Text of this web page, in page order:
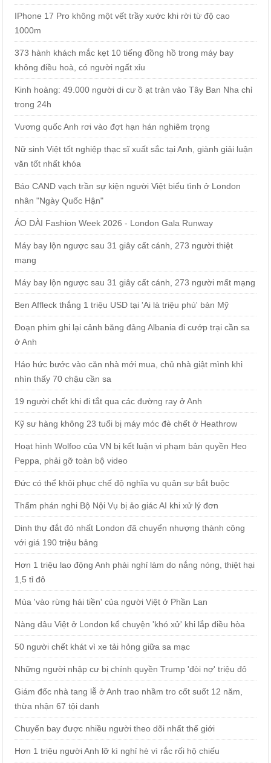
IPhone 17 Pro không một vết trầy xước khi rời từ độ cao
1000m
373 hành khách mắc kẹt 10 tiếng đồng hồ trong máy bay
không điều hoà, có người ngất xỉu
Kinh hoàng: 49.000 người di cư ồ ạt tràn vào Tây Ban Nha chỉ
trong 24h
Vương quốc Anh rơi vào đợt hạn hán nghiêm trọng
Nữ sinh Việt tốt nghiệp thạc sĩ xuất sắc tại Anh, giành giải luận
văn tốt nhất khóa
Báo CAND vạch trần sự kiện người Việt biểu tình ở London
nhân "Ngày Quốc Hận"
ÁO DÀI Fashion Week 2026 - London Gala Runway
Máy bay lộn ngược sau 31 giây cất cánh, 273 người thiệt
mạng
Máy bay lộn ngược sau 31 giây cất cánh, 273 người mất mạng
Ben Affleck thắng 1 triệu USD tại 'Ai là triệu phú' bản Mỹ
Đoạn phim ghi lại cảnh băng đảng Albania đi cướp trại cần sa
ở Anh
Háo hức bước vào căn nhà mới mua, chủ nhà giật mình khi
nhìn thấy 70 chậu cần sa
19 người chết khi đi tắt qua các đường ray ở Anh
Kỹ sư hàng không 23 tuổi bị máy móc đè chết ở Heathrow
Hoạt hình Wolfoo của VN bị kết luận vi phạm bản quyền Heo
Peppa, phải gỡ toàn bộ video
Đức có thể khôi phục chế độ nghĩa vụ quân sự bắt buộc
Thẩm phán nghi Bộ Nội Vụ bị ảo giác AI khi xử lý đơn
Dinh thự đắt đỏ nhất London đã chuyển nhượng thành công
với giá 190 triệu bảng
Hơn 1 triệu lao động Anh phải nghỉ làm do nắng nóng, thiệt hại
1,5 tỉ đô
Mùa 'vào rừng hái tiền' của người Việt ở Phần Lan
Nàng dâu Việt ở London kể chuyện 'khó xử' khi lắp điều hòa
50 người chết khát vì xe tải hỏng giữa sa mạc
Những người nhập cư bị chính quyền Trump 'đòi nợ' triệu đô
Giám đốc nhà tang lễ ở Anh trao nhầm tro cốt suốt 12 năm,
thừa nhận 67 tội danh
Chuyến bay được nhiều người theo dõi nhất thế giới
Hơn 1 triệu người Anh lỡ kì nghỉ hè vì rắc rối hộ chiếu